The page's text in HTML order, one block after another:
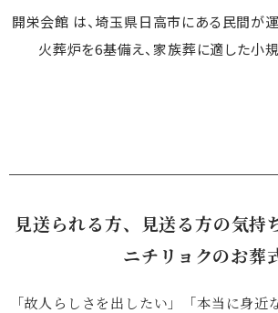
開栄会館 は、埼玉県日高市にある民間が
火葬炉を6基備え、家族葬に適した小
見送られる方、見送る方の気持
ニチリョクのお葬
「故人らしさを出したい」「本当に身近